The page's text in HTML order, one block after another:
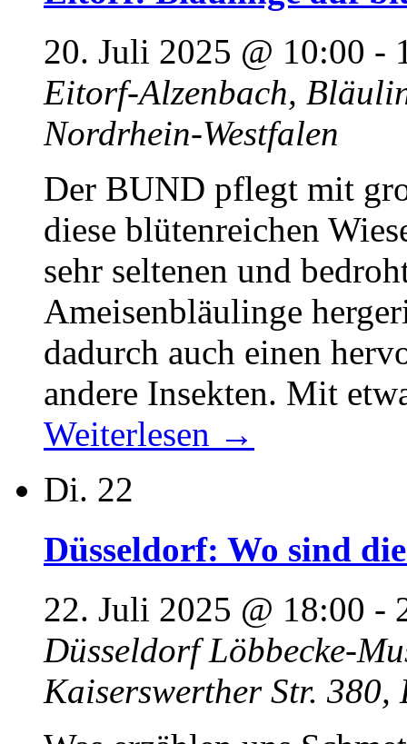
20. Juli 2025 @ 10:00 -
Eitorf-Alzenbach,
Nordrhein-Westfalen
Der BUND pflegt mit
diese blütenreichen
sehr seltenen und
Ameisenbläulinge
dadurch auch einen
andere Insekten. Mit
Weiterlesen →
Di. 22
Düsseldorf: Wo sind
22. Juli 2025 @ 18:00 -
Düsseldorf Löbbecke-
Kaiserswerther Str.